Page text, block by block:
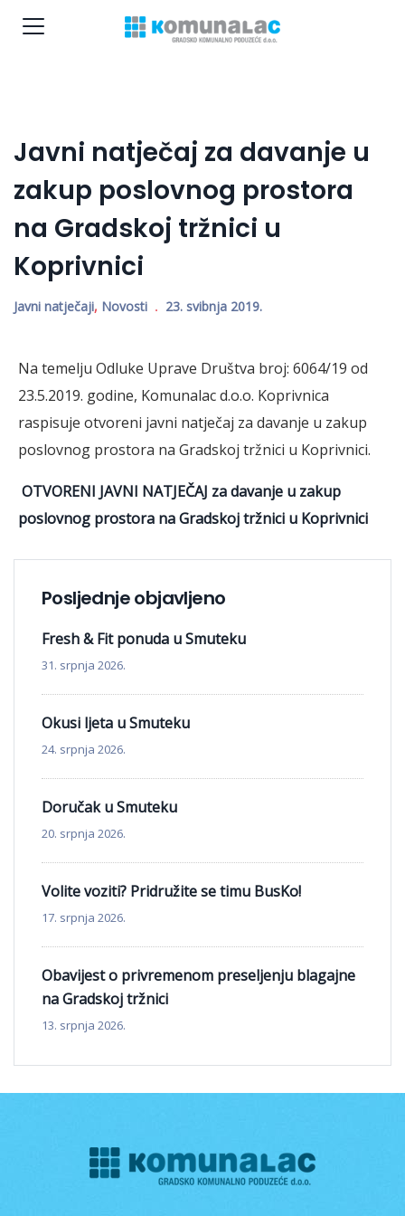
Javni natječaj za davanje u
zakup poslovnog prostora
na Gradskoj tržnici u
Koprivnici
Javni natječaji, Novosti 23. svibnja 2019.
Na temelju Odluke Uprave Društva broj: 6064/19 od
23.5.2019. godine, Komunalac d.o.o. Koprivnica
raspisuje otvoreni javni natječaj za davanje u zakup
poslovnog prostora na Gradskoj tržnici u Koprivnici.
OTVORENI JAVNI NATJEČAJ za davanje u zakup
poslovnog prostora na Gradskoj tržnici u Koprivnici
Posljednje objavljeno
Fresh & Fit ponuda u Smuteku
31. srpnja 2026.
Okusi ljeta u Smuteku
24. srpnja 2026.
Doručak u Smuteku
20. srpnja 2026.
Volite voziti? Pridružite se timu BusKo!
17. srpnja 2026.
Obavijest o privremenom preseljenju blagajne
na Gradskoj tržnici
13. srpnja 2026.